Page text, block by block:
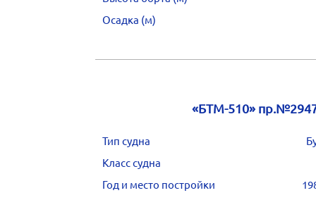
Осадка (м)
«БТМ-510»
Тип судна
Класс судна
Год и место постройки